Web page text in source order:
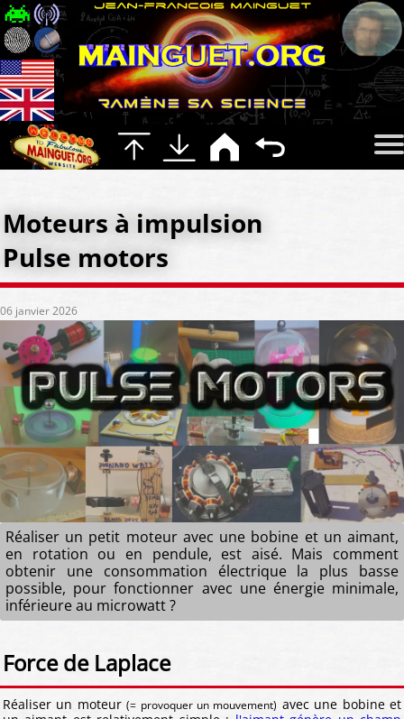
Moteurs à impulsion
Pulse motors
06 janvier 2026
Réaliser un petit moteur avec une bobine et un aimant,
en rotation ou en pendule, est aisé. Mais comment
obtenir une consommation électrique la plus basse
possible, pour fonctionner avec une énergie minimale,
inférieure au microwatt ?
Force de Laplace
Réaliser un moteur(= provoquer un mouvement) avec une bobine et